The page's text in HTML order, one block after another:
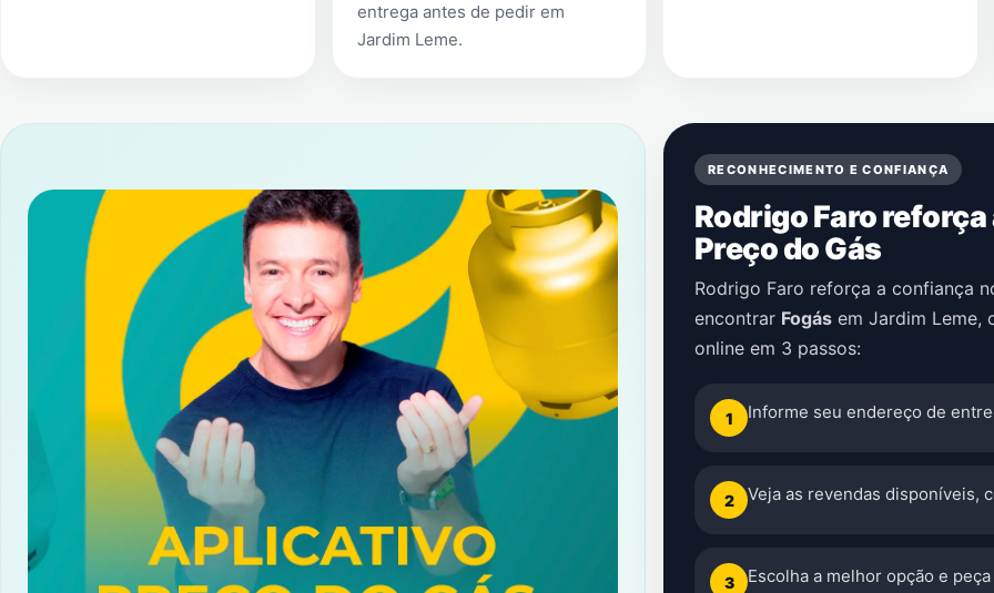
entrega antes de pedir em
Jardim Leme.
RECONHECIMENTO E CONFIANÇA
Rodrigo Faro
Preço do Gás
Rodrigo Faro reforça a confiança
encontrar Fogás em Jardim Leme,
online em 3 passos:
1 Informe seu endereço de
2 Veja as revendas disponíveis,
3 Escolha a melhor opção e